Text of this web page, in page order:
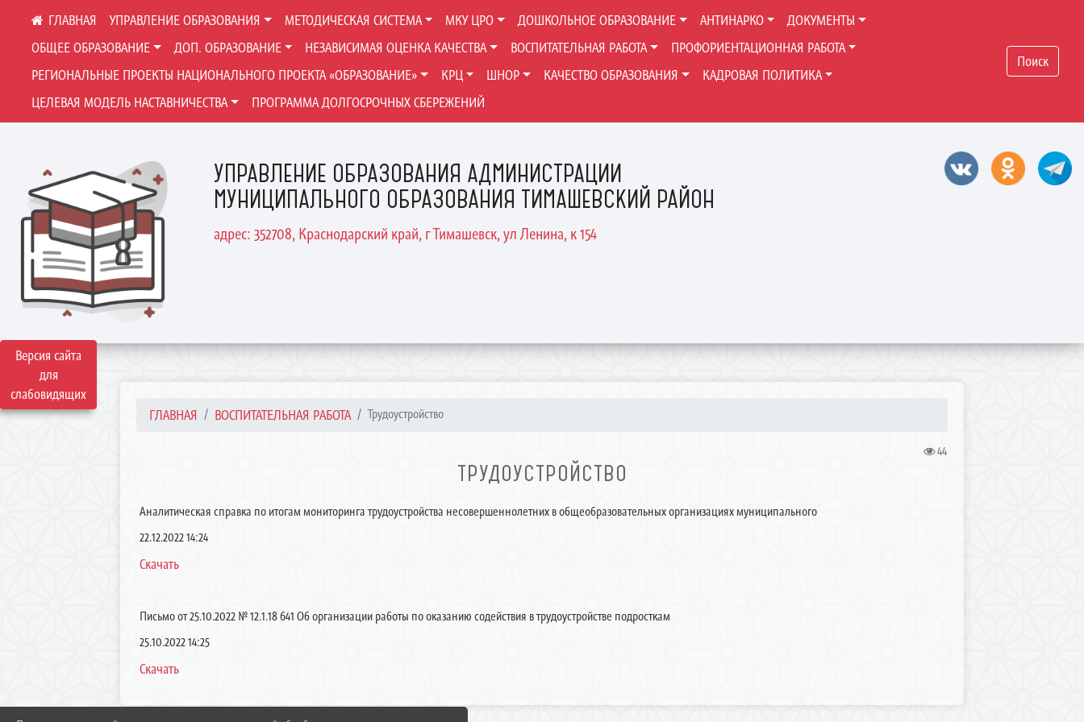
Версия сайта
для
слабовидящих
УПРАВЛЕНИЕ ОБРАЗОВАНИЯ АДМИНИСТРАЦИИ
МУНИЦИПАЛЬНОГО ОБРАЗОВАНИЯ ТИМАШЕВСКИЙ РАЙОН
адрес: 352708, Краснодарский край, г Тимашевск, ул Ленина, к 154
УПРАВЛЕНИЕ ОБРАЗОВАНИЯ МЕТОДИЧЕСКАЯ СИСТЕМА МКУ ЦРО ДОШКОЛЬНОЕ ОБРАЗОВАНИЕ АНТИНАРКО
ДОКУМЕНТЫ
ОБЩЕЕ ОБРАЗОВАНИЕ
ДОП. ОБРАЗОВАНИЕ НЕЗАВИСИМАЯ ОЦЕНКА КАЧЕСТВА ВОСПИТАТЕЛЬНАЯ РАБОТА
ПРОФОРИЕНТАЦИОННАЯ РАБОТА
РЕГИОНАЛЬНЫЕ ПРОЕКТЫ НАЦИОНАЛЬНОГО ПРОЕКТА «ОБРАЗОВАНИЕ»
КРЦ ШНОР КАЧЕСТВО ОБРАЗОВАНИЯ
КАДРОВАЯ ПОЛИТИКА
ЦЕЛЕВАЯ МОДЕЛЬ НАСТАВНИЧЕСТВА
ПРОГРАММА ДОЛГОСРОЧНЫХ СБЕРЕЖЕНИЙ
Поиск
ГЛАВНАЯ ВОСПИТАТЕЛЬНАЯ РАБОТА Трудоустройство
44
ТРУДОУСТРОЙСТВО
Аналитическая справка по итогам мониторинга трудоустройства несовершеннолетних в общеобразовательных организациях муниципального
22.12.2022 14:24
Скачать
Письмо от 25.10.2022 № 12.1.18 641 Об организации работы по оказанию содействия в трудоустройстве подросткам
25.10.2022 14:25
Скачать